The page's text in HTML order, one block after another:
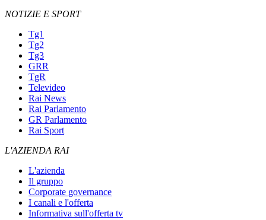
NOTIZIE E SPORT
Tg1
Tg2
Tg3
GRR
TgR
Televideo
Rai News
Rai Parlamento
GR Parlamento
Rai Sport
L'AZIENDA RAI
L'azienda
Il gruppo
Corporate governance
I canali e l'offerta
Informativa sull'offerta tv